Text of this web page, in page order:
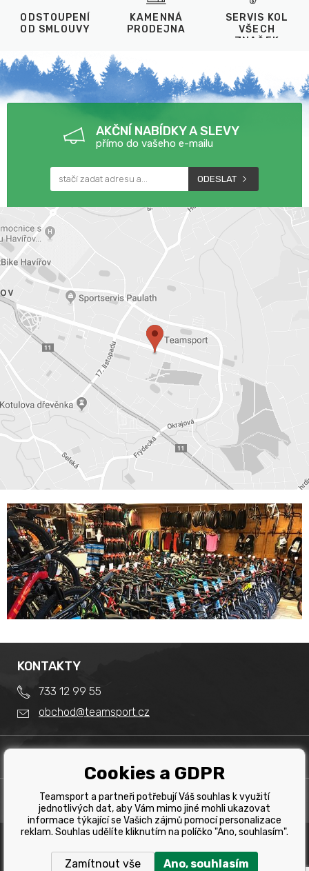
ODSTOUPENÍ
OD SMLOUVY
KAMENNÁ
PRODEJNA
SERVIS KOL
VŠECH
ZNAČEK
AKČNÍ NABÍDKY A SLEVY
přímo do vašeho e-mailu
ODESLAT
Obchodní podmínky
Splátkový prodej
Reklamace
Tabulka velikostí kol
Tabulka velikostí oblečení
PRODEJNA
Team Sport - Tomáš Binar
Dlouhá 1228/44C
Havířov
KONTAKTY
733 12 99 55
obchod@teamsport.cz
Copyright © 2019 Team Sport Havířov. Všechna pravá
Cookies a GDPR
Teamsport a partneři potřebují Váš souhlas k využití
jednotlivých dat, aby Vám mimo jiné mohli ukazovat
informace týkající se Vašich zájmů pomocí personalizace
reklam. Souhlas udělíte kliknutím na políčko "Ano, souhlasím".
Zamítnout vše Ano, souhlasím